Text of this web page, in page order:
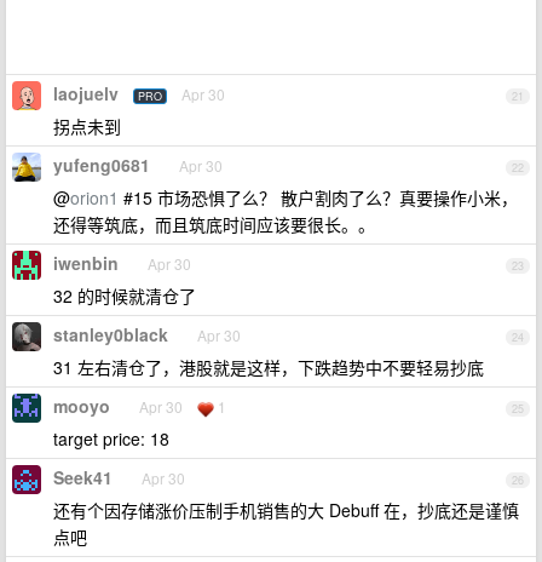
21
laojuelv PRO Apr 30
拐点未到
22
yufeng0681 Apr 30
@orion1 #15 市场恐惧了么？ 散户割肉了么？真要操作小米，
还得等筑底，而且筑底时间应该要很长。。
23
iwenbin Apr 30
32 的时候就清仓了
24
stanley0black Apr 30
31 左右清仓了，港股就是这样，下跌趋势中不要轻易抄底
25
mooyo Apr 30 1
target price: 18
26
Seek41 Apr 30
还有个因存储涨价压制手机销售的大 Debuff 在，抄底还是谨慎
点吧